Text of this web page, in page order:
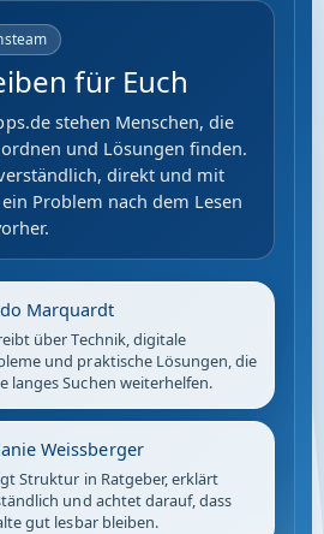
für Euch
stehen Menschen, die
und Lösungen finden.
direkt und mit
Problem nach dem Lesen
Marquardt
über Technik, digitale
und praktische Lösungen, die
langes Suchen weiterhelfen.
Weissberger
Struktur in Ratgeber, erklärt
und achtet darauf, dass
gut lesbar bleiben.